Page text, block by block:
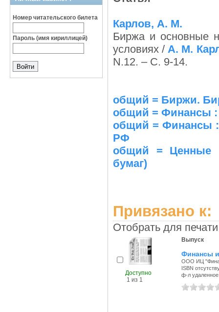
Номер читательского билета
Пароль (имя кириллицей)
Карлов, А. М.
Биржа и основные
условиях /А. М.
N.12. – С. 9-14.
общий = Биржи.
общий = Финансы :
общий = Финансы
РФ
общий = Ценные
бумаг)
Привязано к:
Отобрать для
Доступно
1 из 1
Выпуск
Финансы и
ООО ИЦ
ISBN
ф-л удаленное